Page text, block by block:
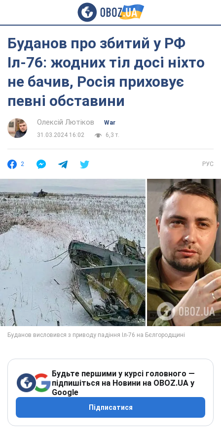
Буданов про збитий у РФ
Іл-76: жодних тіл досі ніхто
не бачив, Росія приховує
певні обставини
Олексій Лютіков
War
31.03.2024 16:02
6,3 т.
2 РУС
Будьте першими у курсі головного —
підпишіться на Новини на OBOZ.UA у
Google
Підписатися